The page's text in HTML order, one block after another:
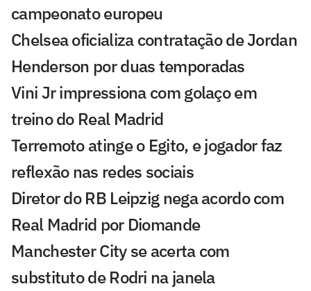
campeonato europeu
Chelsea oficializa contratação de Jordan
Henderson por duas temporadas
Vini Jr impressiona com golaço em
treino do Real Madrid
Terremoto atinge o Egito, e jogador faz
reflexão nas redes sociais
Diretor do RB Leipzig nega acordo com
Real Madrid por Diomande
Manchester City se acerta com
substituto de Rodri na janela